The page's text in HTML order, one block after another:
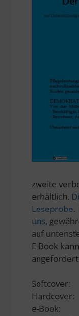
zweite
erhältlich.
Leseprobe.
uns,
auf
E-Book
e-Book: